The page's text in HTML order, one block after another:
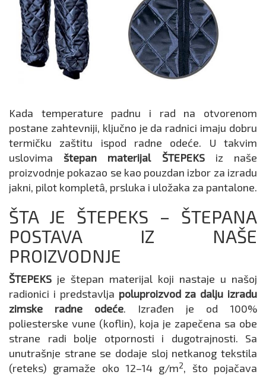
Kada temperature padnu i rad na otvorenom
postane zahtevniji, ključno je da radnici imaju dobru
termičku zaštitu ispod radne odeće. U takvim
uslovima štepan materijal ŠTEPEKSiz naše
proizvodnje pokazao se kao pouzdan izbor za izradu
jakni, pilot kompletâ, prsluka i uložaka za pantalone.
ŠTA JE ŠTEPEKS – ŠTEPANA
POSTAVA IZ NAŠE
PROIZVODNJE
ŠTEPEKS je štepan materijal koji nastaje u našoj
radionici i predstavlja poluproizvod za dalju izradu
zimske radne odeće. Izrađen je od 100%
poliesterske vune (koflin), koja je zapečena sa obe
strane radi bolje otpornosti i dugotrajnosti. Sa
unutrašnje strane se dodaje sloj netkanog tekstila
(reteks) gramaže oko 12–14 g/m2, što pojačava